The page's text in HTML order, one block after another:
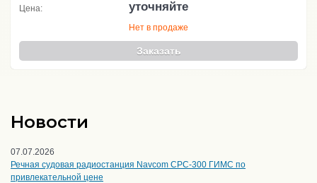
Цена: уточняйте
Нет в продаже
Заказать
Новости
07.07.2026
Речная судовая радиостанция Navcom CPC-300 ГИМС по
привлекательной цене